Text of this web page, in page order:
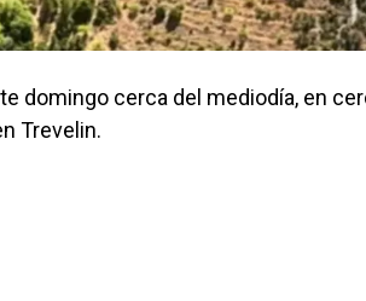
domingo cerca del mediodía, en
Trevelin.